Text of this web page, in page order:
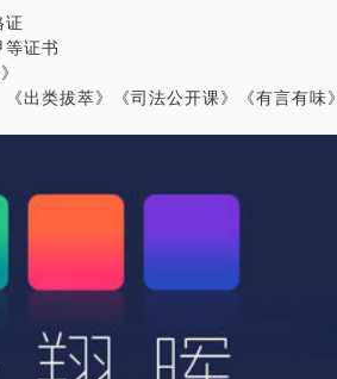
证
证书
出类拔萃》《司法公开课》《有言有味》